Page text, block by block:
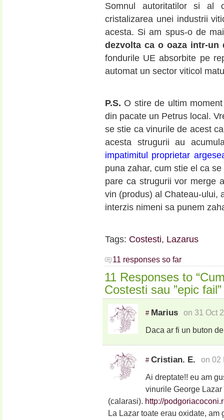
Somnul autoritatilor si
cristalizarea unei industrii
acesta. Si am spus-o de
dezvolta ca o oaza intr-un
fondurile UE absorbite pe
automat un sector viticol
P.S. O stire de ultim
din pacate un Petrus local.
se stie ca vinurile de acest
acesta strugurii au
impatimitul proprietar
puna zahar, cum stie el ca
pare ca strugurii vor merge
vin (produs) al Chateau-
interzis nimeni sa punem
Tags: Costesti, Lazarus
11 responses so far
11 Responses to
Costesti sau ”epic
# Marius on 31 Oct
Daca ar fi un buton
# Cristian. E. on 02
Ai dreptate!! eu am
vinurile George
(calarasi). http://
La Lazar toate erau oxidate,